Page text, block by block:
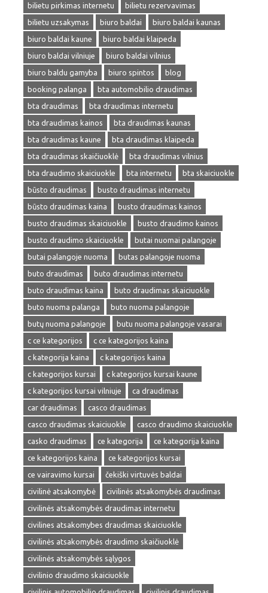
bilietu pirkimas internetu
bilietu rezervavimas
bilietu uzsakymas
biuro baldai
biuro baldai kaunas
biuro baldai kaune
biuro baldai klaipeda
biuro baldai vilniuje
biuro baldai vilnius
biuro baldu gamyba
biuro spintos
blog
booking palanga
bta automobilio draudimas
bta draudimas
bta draudimas internetu
bta draudimas kainos
bta draudimas kaunas
bta draudimas kaune
bta draudimas klaipeda
bta draudimas skaičiuoklė
bta draudimas vilnius
bta draudimo skaiciuokle
bta internetu
bta skaiciuokle
būsto draudimas
busto draudimas internetu
būsto draudimas kaina
busto draudimas kainos
busto draudimas skaiciuokle
busto draudimo kainos
busto draudimo skaiciuokle
butai nuomai palangoje
butai palangoje nuoma
butas palangoje nuoma
buto draudimas
buto draudimas internetu
buto draudimas kaina
buto draudimas skaiciuokle
buto nuoma palanga
buto nuoma palangoje
butų nuoma palangoje
butu nuoma palangoje vasarai
c ce kategorijos
c ce kategorijos kaina
c kategorija kaina
c kategorijos kaina
c kategorijos kursai
c kategorijos kursai kaune
c kategorijos kursai vilniuje
ca draudimas
car draudimas
casco draudimas
casco draudimas skaiciuokle
casco draudimo skaiciuokle
casko draudimas
ce kategorija
ce kategorija kaina
ce kategorijos kaina
ce kategorijos kursai
ce vairavimo kursai
čekiški virtuvės baldai
civilinė atsakomybė
civilinės atsakomybės draudimas
civilinės atsakomybės draudimas internetu
civilines atsakomybes draudimas skaiciuokle
civilinės atsakomybės draudimo skaičiuoklė
civilinės atsakomybės sąlygos
civilinio draudimo skaiciuokle